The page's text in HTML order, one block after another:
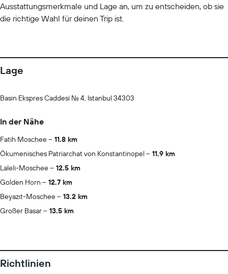
Ausstattungsmerkmale und Lage an, um zu entscheiden, ob sie
die richtige Wahl für deinen Trip ist.
Lage
Basin Ekspres Caddesi No. 4, Istanbul 34303
In der Nähe
Fatih Moschee
11.8 km
Ökumenisches Patriarchat von Konstantinopel
11.9 km
Laleli-Moschee
12.5 km
Golden Horn
12.7 km
Beyazıt-Moschee
13.2 km
Großer Basar
13.5 km
Richtlinien